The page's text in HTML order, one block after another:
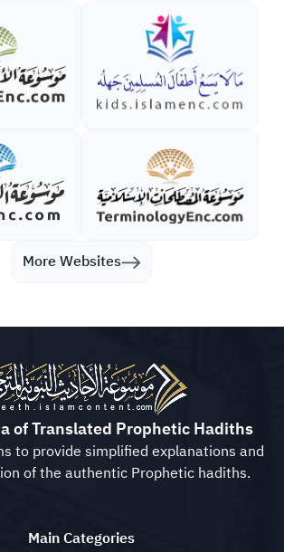
More Websites
of Translated Prophetic Hadiths
to provide simplified explanations and
of the authentic Prophetic hadiths.
Main Categories